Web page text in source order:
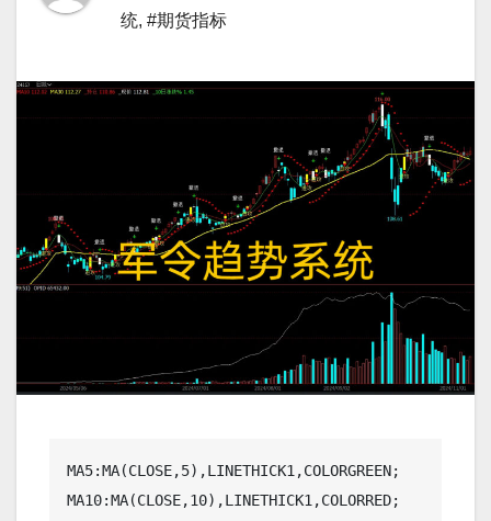
统, #期货指标
MA5:MA(CLOSE,5),LINETHICK1,COLORGREEN;
MA10:MA(CLOSE,10),LINETHICK1,COLORRED;